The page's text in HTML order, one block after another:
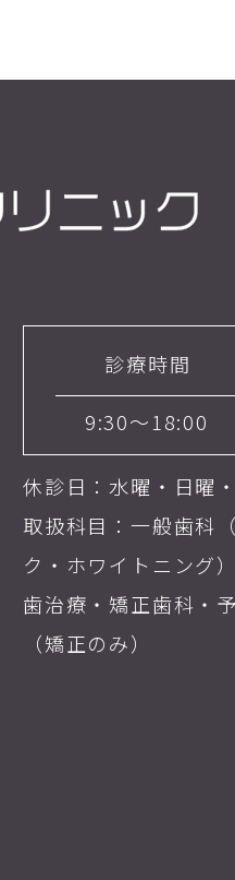
診療時間
9:30～18:00
休診日：水曜・日曜
取扱科目：一般歯科
ク・ホワイトニング
歯治療・矯正歯科・
（矯正のみ）